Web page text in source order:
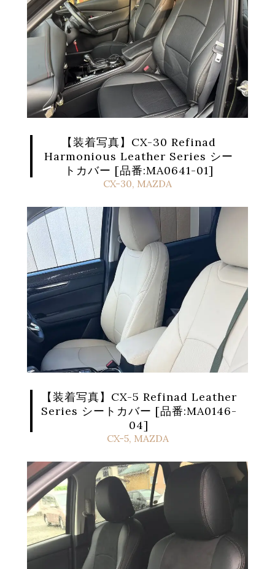
【装着写真】CX-30 Refinad
Harmonious Leather Series シー
トカバー [品番:MA0641-01]
CX-30, MAZDA
【装着写真】CX-5 Refinad Leather
Series シートカバー [品番:MA0146-
04]
CX-5, MAZDA